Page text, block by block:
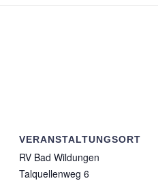
VERANSTALTUNGSORT
RV Bad Wildungen
Talquellenweg 6